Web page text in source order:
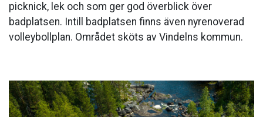
picknick, lek och som ger god överblick över
badplatsen. Intill badplatsen finns även nyrenoverad
volleybollplan. Området sköts av Vindelns kommun.